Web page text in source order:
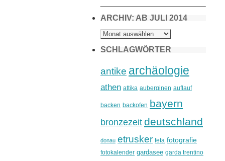
ARCHIV: AB JULI 2014
ARCHIV:
AB
2014
SCHLAGWÖRTER
antike archäologie
athen attika auberginen auflauf
backen backofen bayern
bronzezeit deutschland
donau etrusker feta fotografie
fotokalender gardasee garda trentino